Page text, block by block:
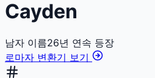
Cayden
남자 이름26년 연속 등장
로마자 변환기 보기